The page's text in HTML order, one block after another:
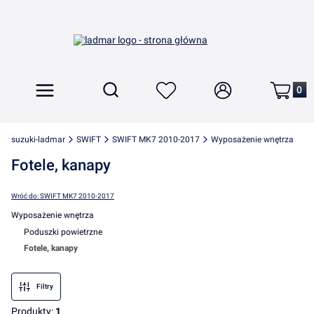
Menu Otwórz wyszukiwarkę
Szukaj Ulubione Zaloguj się Koszyk
suzuki-ladmar SWIFT SWIFT MK7 2010-2017 Wyposażenie wnętrza
Fotele, kanapy
Wróć do: SWIFT MK7 2010-2017
Wyposażenie wnętrza
Poduszki powietrzne
Fotele, kanapy
Filtry
Produkty: 1